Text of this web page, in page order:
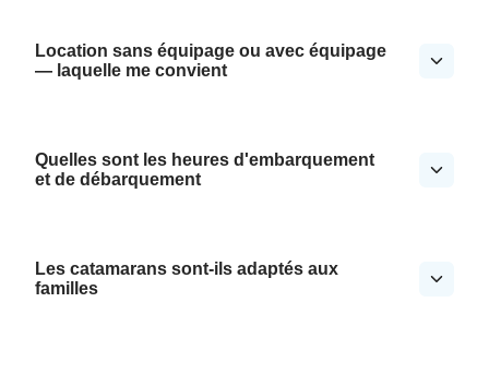
Location sans équipage ou avec équipage
— laquelle me convient
Quelles sont les heures d'embarquement
et de débarquement
Les catamarans sont-ils adaptés aux
familles